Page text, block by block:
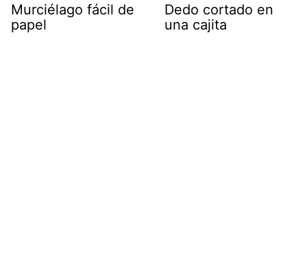
Murciélago fácil de
papel
Dedo cortado en
una cajita